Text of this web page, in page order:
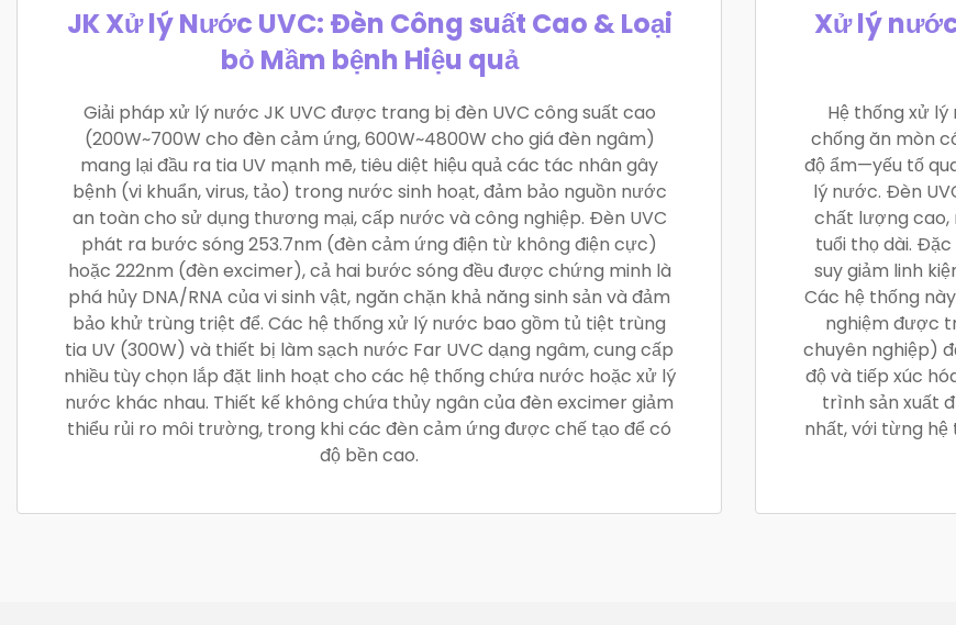
JK Xử lý Nước UVC: Đèn Công suất Cao & Loại
bỏ Mầm bệnh Hiệu quả
Giải pháp xử lý nước JK UVC được trang bị đèn UVC công suất cao
(200W~700W cho đèn cảm ứng, 600W~4800W cho giá đèn ngâm)
mang lại đầu ra tia UV mạnh mẽ, tiêu diệt hiệu quả các tác nhân gây
bệnh (vi khuẩn, virus, tảo) trong nước sinh hoạt, đảm bảo nguồn nước
an toàn cho sử dụng thương mại, cấp nước và công nghiệp. Đèn UVC
phát ra bước sóng 253.7nm (đèn cảm ứng điện từ không điện cực)
hoặc 222nm (đèn excimer), cả hai bước sóng đều được chứng minh là
phá hủy DNA/RNA của vi sinh vật, ngăn chặn khả năng sinh sản và đảm
bảo khử trùng triệt để. Các hệ thống xử lý nước bao gồm tủ tiệt trùng
tia UV (300W) và thiết bị làm sạch nước Far UVC dạng ngâm, cung cấp
nhiều tùy chọn lắp đặt linh hoạt cho các hệ thống chứa nước hoặc xử lý
nước khác nhau. Thiết kế không chứa thủy ngân của đèn excimer giảm
thiểu rủi ro môi trường, trong khi các đèn cảm ứng được chế tạo để có
độ bền cao.
Xử lý
Hệ thống xử
chống ăn mòn
độ ẩm—yếu tố
lý nước. Đèn
chất lượng cao,
tuổi thọ dài.
suy giảm linh
Các hệ thống
nghiệm được
chuyên nghiệp)
độ và tiếp xúc
trình sản xuất
nhất, với từng